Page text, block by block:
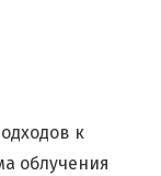
к
облучения